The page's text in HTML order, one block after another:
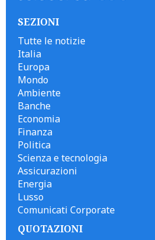
SEZIONI
Tutte le notizie
Italia
Europa
Mondo
Ambiente
Banche
Economia
Finanza
Politica
Scienza e tecnologia
Assicurazioni
Energia
Lusso
Comunicati Corporate
QUOTAZIONI